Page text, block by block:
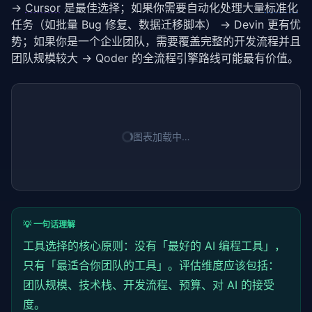
→ Cursor 是最佳选择；如果你需要自动化处理大量标准化
任务（如批量 Bug 修复、数据迁移脚本） → Devin 更有优
势；如果你是一个企业团队，需要覆盖完整的开发流程并且
团队规模较大 → Qoder 的全流程引擎路线可能最有价值。
图表加载中…
💡 一句话理解
工具选择的核心原则：没有「最好的 AI 编程工具」，
只有「最适合你团队的工具」。评估维度应该包括：
团队规模、技术栈、开发流程、预算、对 AI 的接受
度。